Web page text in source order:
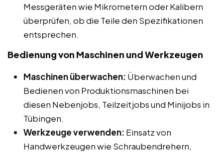
Messgeräten wie Mikrometern oder Kalibern
überprüfen, ob die Teile den Spezifikationen
entsprechen.
Bedienung von Maschinen und Werkzeugen
Maschinen überwachen: Überwachen und
Bedienen von Produktionsmaschinen bei
diesen Nebenjobs, Teilzeitjobs und Minijobs in
Tübingen.
Werkzeuge verwenden: Einsatz von
Handwerkzeugen wie Schraubendrehern,